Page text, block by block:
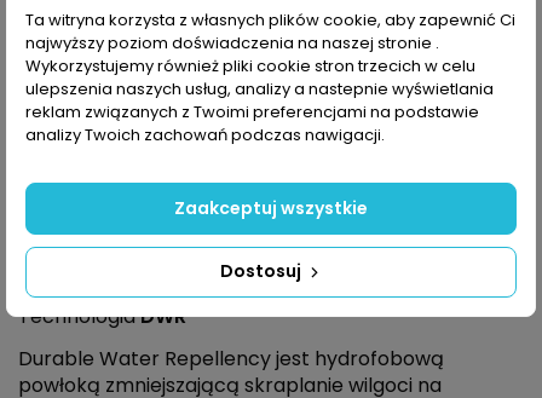
The North Face Explorationto spodnie wykonane z
wytrzymałego i lekkiego materiału, który
wykończony jest hydrofobowąpowłoką DWR. Ich
wygodny krój zapewnia dobrą swobodę ruchów.
zapinanych na zamek
: dwie boczne, dwie na udach
oraz jedna z tyłu. Dodatkowo nogawki dają możliwość
podwinięcia i zahaczenia o szlufki znajdujące się w
TechnologiaDWR™
Durable Water Repellency jest hydrofobową
powłoką zmniejszającą skraplanie wilgoci na
Ta witryna korzysta z własnych plików cookie, aby zapewnić Ci
najwyższy poziom doświadczenia na naszej stronie .
Wykorzystujemy również pliki cookie stron trzecich w celu
ulepszenia naszych usług, analizy a nastepnie wyświetlania
reklam związanych z Twoimi preferencjami na podstawie
analizy Twoich zachowań podczas nawigacji.
Dostosuj
Zaakceptuj wszystkie